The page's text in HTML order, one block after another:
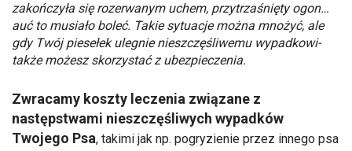
zakończyła się rozerwanym uchem, przytrzaśnięty ogon…
auć to musiało boleć. Takie sytuacje można mnożyć, ale
gdy Twój piesełek ulegnie nieszczęśliwemu wypadkowi-
także możesz skorzystać z ubezpieczenia.
Zwracamy koszty leczenia związane z
następstwami nieszczęśliwych wypadków
Twojego Psa, takimi jak np. pogryzienie przez innego psa